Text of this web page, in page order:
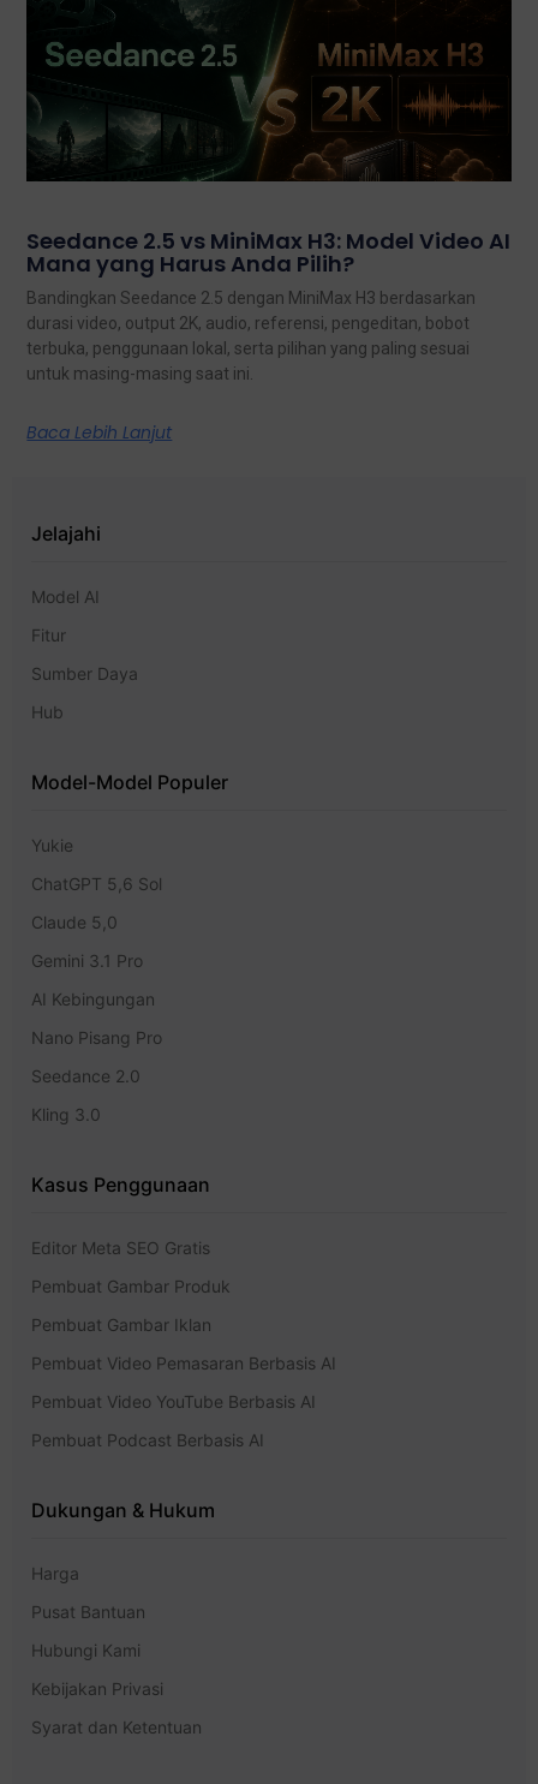
Seedance 2.5 vs MiniMax H3: Model Video AI
Mana yang Harus Anda Pilih?
Bandingkan Seedance 2.5 dengan MiniMax H3 berdasarkan
durasi video, output 2K, audio, referensi, pengeditan, bobot
terbuka, penggunaan lokal, serta pilihan yang paling sesuai
untuk masing-masing saat ini.
Baca Lebih Lanjut
Jelajahi
Model AI
Fitur
Sumber Daya
Hub
Model-Model Populer
Yukie
ChatGPT 5,6 Sol
Claude 5,0
Gemini 3.1 Pro
AI Kebingungan
Nano Pisang Pro
Seedance 2.0
Kling 3.0
Kasus Penggunaan
Editor Meta SEO Gratis
Pembuat Gambar Produk
Pembuat Gambar Iklan
Pembuat Video Pemasaran Berbasis AI
Pembuat Video YouTube Berbasis AI
Pembuat Podcast Berbasis AI
Dukungan & Hukum
Harga
Pusat Bantuan
Hubungi Kami
Kebijakan Privasi
Syarat dan Ketentuan